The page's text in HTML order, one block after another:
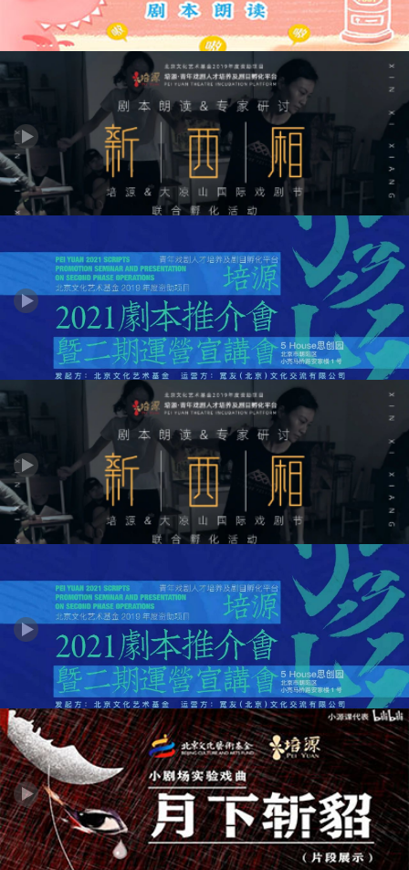
培源优选 | 赵以：让戏剧离生活更近一些
培源一期孵化项目《恐龙凶巴巴》专家研讨
培源一期孵化作品《新西厢》专家研讨
培源·2021剧本推荐会暨二期运营宣讲会活动直播回放P2---剧本推
介之主旋律组、大剧场话剧组推介
培源一期孵化作品《新西厢》剧本朗读
培源·2021剧本推荐会暨二期运营宣讲会活动直播回放P3---剧本推
介之戏曲组推介